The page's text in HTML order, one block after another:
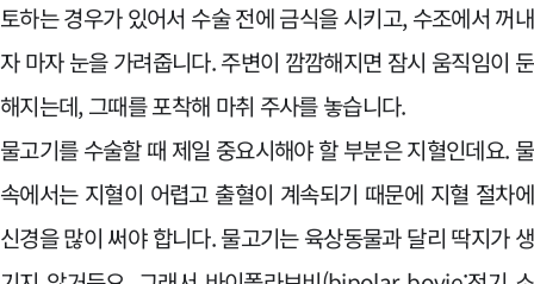
토하는 경우가 있어서 수술 전에 금식을 시키고, 수조에서 꺼내
자 마자 눈을 가려줍니다. 주변이 깜깜해지면 잠시 움직임이 둔
해지는데, 그때를 포착해 마취 주사를 놓습니다.
물고기를 수술할 때 제일 중요시해야 할 부분은 지혈인데요. 물
속에서는 지혈이 어렵고 출혈이 계속되기 때문에 지혈 절차에
신경을 많이 써야 합니다. 물고기는 육상동물과 달리 딱지가 생